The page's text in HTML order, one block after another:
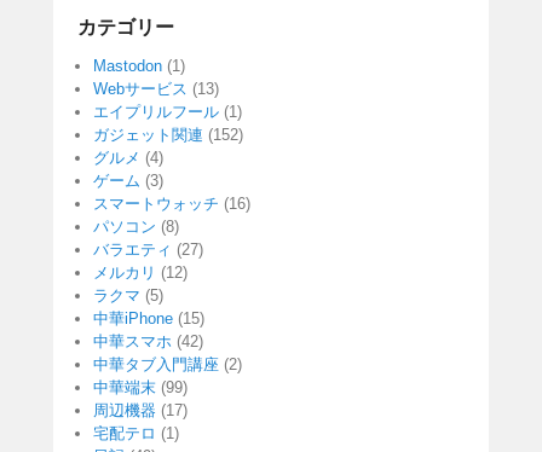
カテゴリー
Mastodon (1)
Webサービス (13)
エイプリルフール (1)
ガジェット関連 (152)
グルメ (4)
ゲーム (3)
スマートウォッチ (16)
パソコン (8)
バラエティ (27)
メルカリ (12)
ラクマ (5)
中華iPhone (15)
中華スマホ (42)
中華タブ入門講座 (2)
中華端末 (99)
周辺機器 (17)
宅配テロ (1)